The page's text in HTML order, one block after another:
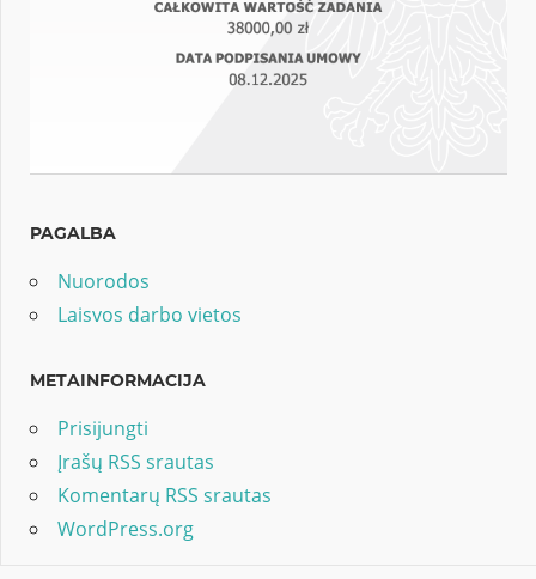
PAGALBA
Nuorodos
Laisvos darbo vietos
METAINFORMACIJA
Prisijungti
Įrašų RSS srautas
Komentarų RSS srautas
WordPress.org